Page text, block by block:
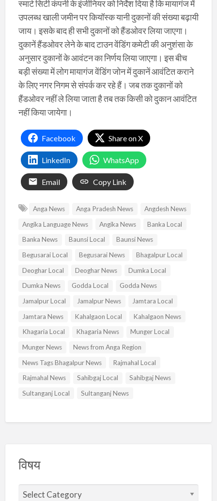
स्मार्ट सिटी कंपनी के इंजीनियर को निर्देश दिया है कि मायागंज में
उपलब्ध खाली जमीन पर कियॉस्क यानी दुकानों की संख्या बढ़ायी
जाय। इसके बाद ही सभी दुकानों को हैंडओवर लिया जाएगा।
दुकानें हैंडओवर लेने के बाद टाउन वेंडिंग कमेटी की अनुशंसा के
अनुसार दुकानों के आवंटन का निर्णय लिया जाएगा। इस बीच
बड़ी संख्या में लोग मायागंज वेंडिंग जोन में दुकानें आवंटित कराने
के लिए नगर निगम से संपर्क कर रहे हैं। जब तक दुकानों को
हैंडओवर नहीं ले लिया जाता है तब तक किसी को दुकान आवंटित
नहीं किया जायेगा।
Facebook Share on X
LinkedIn WhatsApp
Email Copy Link
Anga News Anga Pradesh News
Angdesh News
Angika Language News
Angika News
Banka Local
Banka News
Baunsi Local
Baunsi News
Begusarai Local
Begusarai News
Bhagalpur Local
Deoghar Local
Deoghar News
Dumka Local
Dumka News
Godda Local
Godda News
Jamalpur Local
Jamalpur News
Jamtara Local
Jamtara News
Kahalgaon Local
Kahalgaon News
Khagaria Local
Khagaria News
Munger Local
Munger News
News from Anga Region
News Tags Bhagalpur News
Rajmahal Local
Rajmahal News
Sahibgaj Local
Sahibgaj News
Sultanganj Local
Sultanganj News
विषय